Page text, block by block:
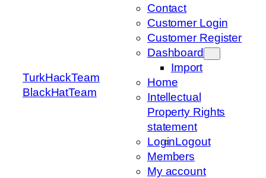
TurkHackTeam
BlackHatTeam
Contact
Customer Login
Customer Register
Dashboard
Import
Home
Intellectual
Property Rights
statement
LoginLogout
Members
My account